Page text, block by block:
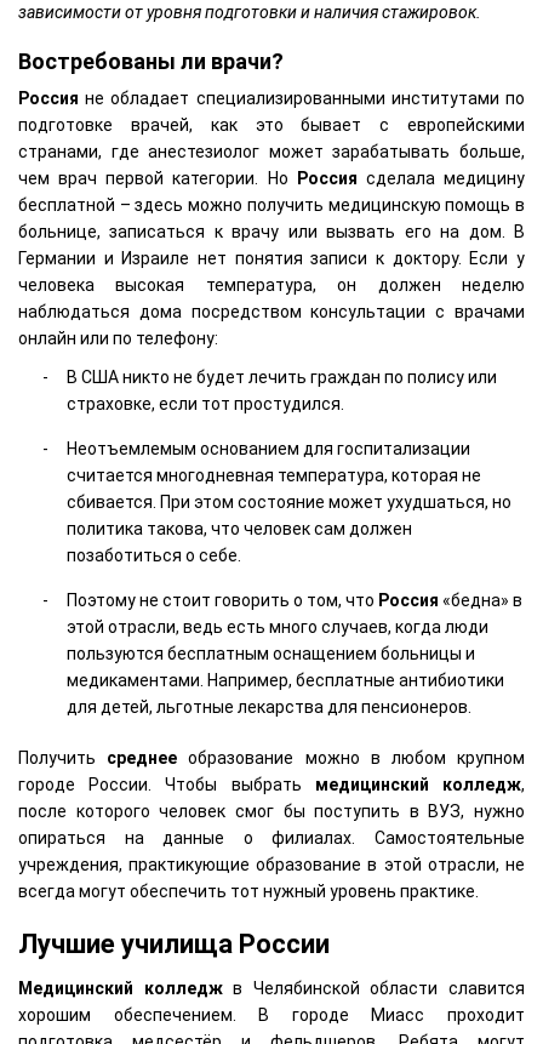
зависимости от уровня подготовки и наличия стажировок.
Востребованы ли врачи?
Россия не обладает специализированными институтами по
подготовке врачей, как это бывает с европейскими
странами, где анестезиолог может зарабатывать больше,
чем врач первой категории. Но
Россия сделала медицину
бесплатной – здесь можно получить медицинскую помощь в
больнице, записаться к врачу или вызвать его на дом. В
Германии и Израиле нет понятия записи к доктору. Если у
человека высокая температура, он должен неделю
наблюдаться дома посредством консультации с врачами
онлайн или по телефону:
В США никто не будет лечить граждан по полису или
страховке, если тот простудился.
Неотъемлемым основанием для госпитализации
считается многодневная температура, которая не
сбивается. При этом состояние может ухудшаться, но
политика такова, что человек сам должен
позаботиться о себе.
Поэтому не стоит говорить о том, что Россия «бедна» в
этой отрасли, ведь есть много случаев, когда люди
пользуются бесплатным оснащением больницы и
медикаментами. Например, бесплатные антибиотики
для детей, льготные лекарства для пенсионеров.
Получить среднее образование можно в любом крупном
городе России. Чтобы выбрать медицинский колледж,
после которого человек смог бы поступить в ВУЗ, нужно
опираться на данные о филиалах. Самостоятельные
учреждения, практикующие образование в этой отрасли, не
всегда могут обеспечить тот нужный уровень практике.
Лучшие училища России
Медицинский колледжв Челябинской области славится
хорошим обеспечением. В городе Миасс проходит